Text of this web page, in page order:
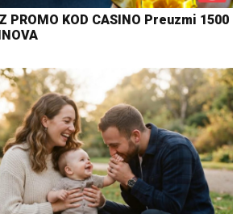
PROMO KOD CASINO Preuzmi 1500